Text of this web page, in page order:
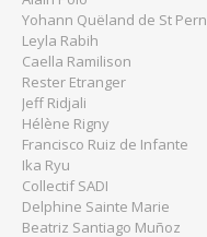
Yohann Quëland de St Pern
Leyla Rabih
Caella Ramilison
Rester Etranger
Jeff Ridjali
Hélène Rigny
Francisco Ruiz de Infante
Ika Ryu
Collectif SADI
Delphine Sainte Marie
Beatriz Santiago Muñoz